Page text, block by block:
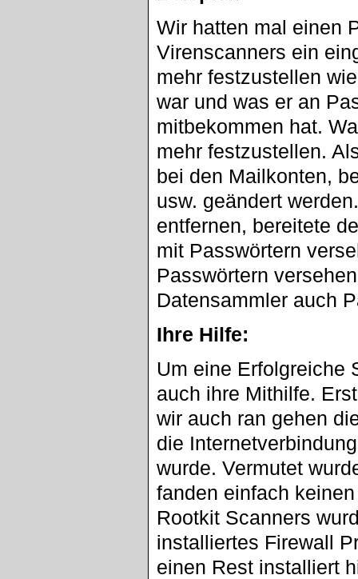
Wir hatten mal einen
Virenscanners ein
mehr festzustellen
war und was er an
mitbekommen hat.
mehr festzustellen.
bei den Mailkonten,
usw. geändert
entfernen, bereitete
mit Passwörtern
Passwörtern
Datensammler auch
Ihre Hilfe:
Um eine Erfolgreiche
auch ihre Mithilfe.
wir auch ran gehen
die
wurde. Vermutet
fanden einfach
Rootkit Scanners
installiertes Firewall
einen Rest installiert